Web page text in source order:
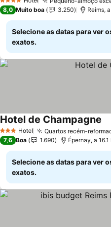
4 Estrelas
8,0 Muito boa 3.250 Reims,
Selecione as datas para ver
exatos.
3 EstrelasHotel Quartos recém-
Hotel de Champagne
7,6 Boa 1.690 Épernay, a
Selecione as datas para ver
exatos.